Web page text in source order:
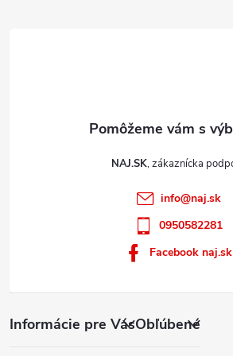
Informácie pre VásObľúbené
NAJ.SK
info@naj.sk
0950582281
Facebook naj.sk